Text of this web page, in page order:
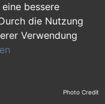
bessere
die Nutzung
Verwendung
Photo Credit